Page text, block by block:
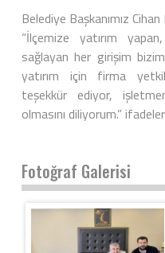
Belediye Başkanımız
“İlçemize yatırım
sağlayan her girişim
yatırım için firma
teşekkür ediyor,
olmasını diliyorum.”
Fotoğraf Galerisi